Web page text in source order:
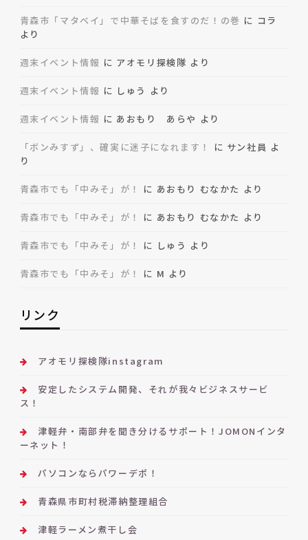
青森市「マタベイ」で中華そばを食すのだ！の巻 に コラ
より
週末イベント情報 に アオモリ探検隊 より
週末イベント情報 に しゅう より
週末イベント情報 に あおもり あらや より
「ボンみすず」、確実に迷子になれます！ に サン社員 よ
り
青森市でも「中みそ」が！ に あおもり むなかた より
青森市でも「中みそ」が！ に あおもり むなかた より
青森市でも「中みそ」が！ に しゅう より
青森市でも「中みそ」が！ に M より
リンク
アオモリ探検隊instagram
安定したシステム開発、それが我々ビジネスサービ
ス！
津軽弁・南部弁を聞き分けるサポート！JOMONインタ
ーネット！
パソコンならパワーデポ！
青森県市町村税滞納整理組合
津軽ラーメン煮干し会